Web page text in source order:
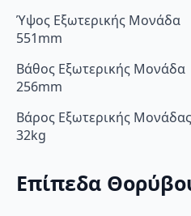
Ύψος Εξωτερικής Μονάδα
551mm
Βάθος Εξωτερικής Μονάδα
256mm
Βάρος Εξωτερικής Μονάδας
32kg
Επίπεδα